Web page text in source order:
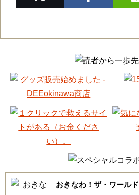
おきなわ！ザ・ワールド